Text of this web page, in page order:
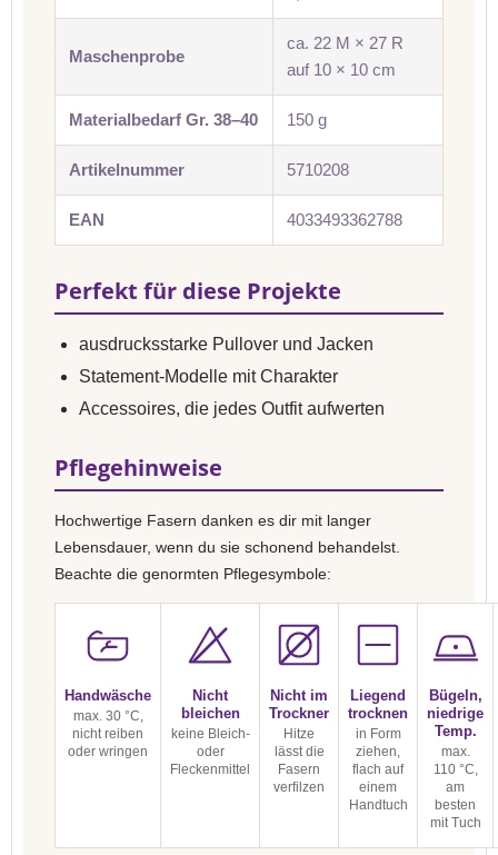
Maschenprobe
ca. 22 M × 27 R
auf 10 × 10 cm
Materialbedarf Gr. 38–40 150 g
Artikelnummer 5710208
EAN 4033493362788
Perfekt für diese Projekte
ausdrucksstarke Pullover und Jacken
Statement-Modelle mit Charakter
Accessoires, die jedes Outfit aufwerten
Pflegehinweise
Hochwertige Fasern danken es dir mit langer
Lebensdauer, wenn du sie schonend behandelst.
Beachte die genormten Pflegesymbole:
Handwäsche
max. 30 °C,
nicht reiben
oder wringen
Nicht
bleichen
keine Bleich-
oder
Fleckenmittel
Nicht im
Trockner
Hitze
lässt die
Fasern
verfilzen
Liegend
trocknen
in Form
ziehen,
flach auf
einem
Handtuch
Bügeln,
niedrige
Temp.
max.
110 °C,
am
besten
mit Tuch